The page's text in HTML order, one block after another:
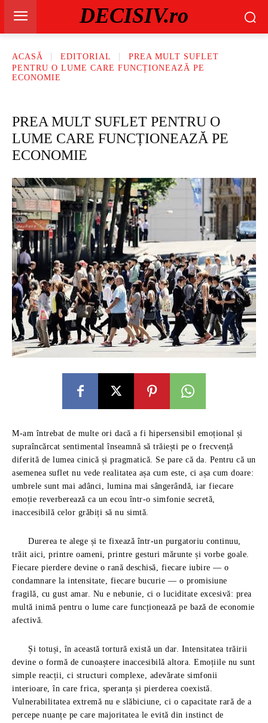
DECISIV.ro
ACASĂ EDITORIAL
PREA MULT SUFLET
PENTRU O LUME CARE FUNCȚIONEAZĂ PE
ECONOMIE
PREA MULT SUFLET PENTRU O
LUME CARE FUNCȚIONEAZĂ PE
ECONOMIE
M-am întrebat de multe ori dacă a fi hipersensibil emoțional și
supraîncărcat sentimental înseamnă să trăiești pe o frecvență
diferită de lumea cinică și pragmatică. Se pare că da. Pentru că un
asemenea suflet nu vede realitatea așa cum este, ci așa cum doare:
umbrele sunt mai adânci, lumina mai sângerândă, iar fiecare
emoție reverberează ca un ecou într-o simfonie secretă,
inaccesibilă celor grăbiți să nu simtă.
Durerea te alege și te fixează într-un purgatoriu continuu,
trăit aici, printre oameni, printre gesturi mărunte și vorbe goale.
Fiecare pierdere devine o rană deschisă, fiecare iubire — o
condamnare la intensitate, fiecare bucurie — o promisiune
fragilă, cu gust amar. Nu e nebunie, ci o luciditate excesivă: prea
multă inimă pentru o lume care funcționează pe bază de economie
afectivă.
Și totuși, în această tortură există un dar. Intensitatea trăirii
devine o formă de cunoaștere inaccesibilă altora. Emoțiile nu sunt
simple reacții, ci structuri complexe, adevărate simfonii
interioare, în care frica, speranța și pierderea coexistă.
Vulnerabilitatea extremă nu e slăbiciune, ci o capacitate rară de a
percepe nuanțe pe care majoritatea le evită din instinct de